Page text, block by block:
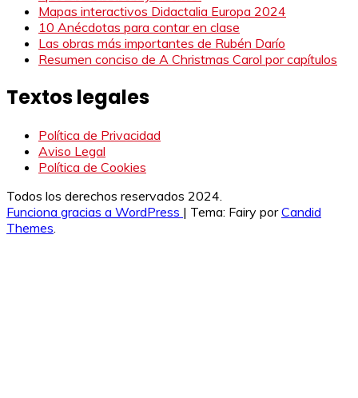
Mapas interactivos Didactalia Europa 2024
10 Anécdotas para contar en clase
Las obras más importantes de Rubén Darío
Resumen conciso de A Christmas Carol por capítulos
Textos legales
Política de Privacidad
Aviso Legal
Política de Cookies
Todos los derechos reservados 2024.
Funciona gracias a WordPress | Tema: Fairy porCandid
Themes